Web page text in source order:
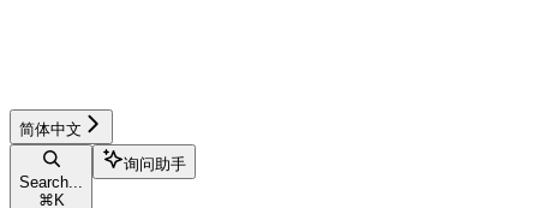
简体中文
Search...
⌘ K
询问助手